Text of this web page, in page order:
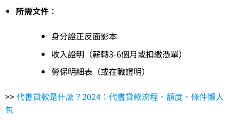
所需文件：
身分證正反面影本
收入證明（薪轉3-6個月或扣繳憑單）
勞保明細表（或在職證明）
>>代書貸款是什麼？2024：代書貸款流程、額度、條件懶人
包